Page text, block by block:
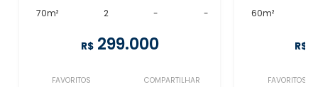
70m² 2 - -
R$ 299.000
FAVORITOS COMPARTILHAR
60m²
R$
FAVORITOS